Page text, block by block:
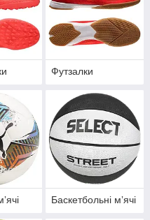
Футзалки
Баскетбольні мʼячі